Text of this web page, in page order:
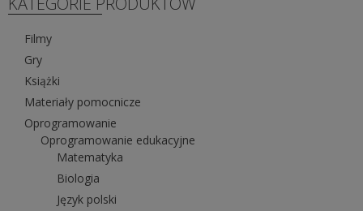
Filmy
Gry
Książki
Materiały pomocnicze
Oprogramowanie
Oprogramowanie edukacyjne
Matematyka
Biologia
Język polski